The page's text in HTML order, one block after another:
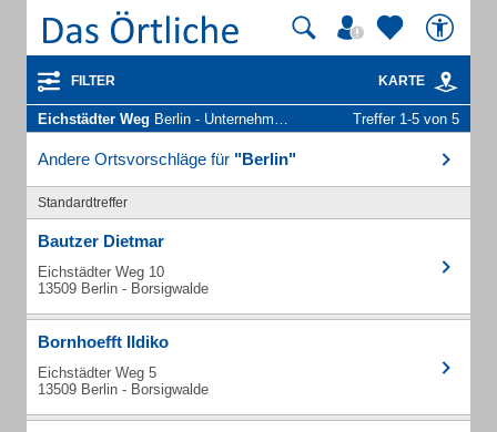
FILTER KARTE
Eichstädter Weg Berlin - Unternehmen und Personen Treffer 1-5 von 5
Andere Ortsvorschläge für "Berlin"
Standardtreffer
Bautzer Dietmar
Eichstädter Weg 10
13509 Berlin - Borsigwalde
Bornhoefft Ildiko
Eichstädter Weg 5
13509 Berlin - Borsigwalde